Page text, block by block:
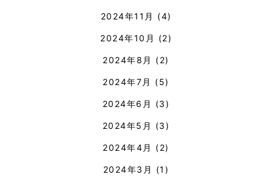
2024年11月 (4)
2024年10月 (2)
2024年8月 (2)
2024年7月 (5)
2024年6月 (3)
2024年5月 (3)
2024年4月 (2)
2024年3月 (1)